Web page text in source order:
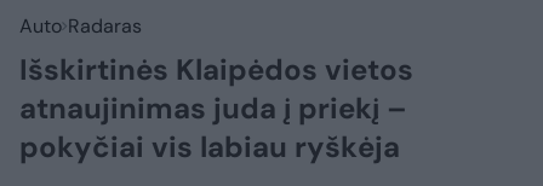
Auto Radaras
Išskirtinės Klaipėdos vietos
atnaujinimas juda į priekį –
pokyčiai vis labiau ryškėja